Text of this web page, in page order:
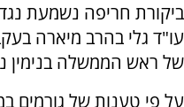
ביקורת חריפה נשמעת
עו"ד גלי בהרב מיארה
של ראש הממשלה בנימין
על פי טענות של